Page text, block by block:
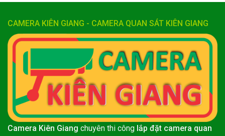
CAMERA KIÊN GIANG - CAMERA QUAN SÁT KIÊN GIANG
Camera Kiên Giang chuyên thi công lắp đặt camera quan